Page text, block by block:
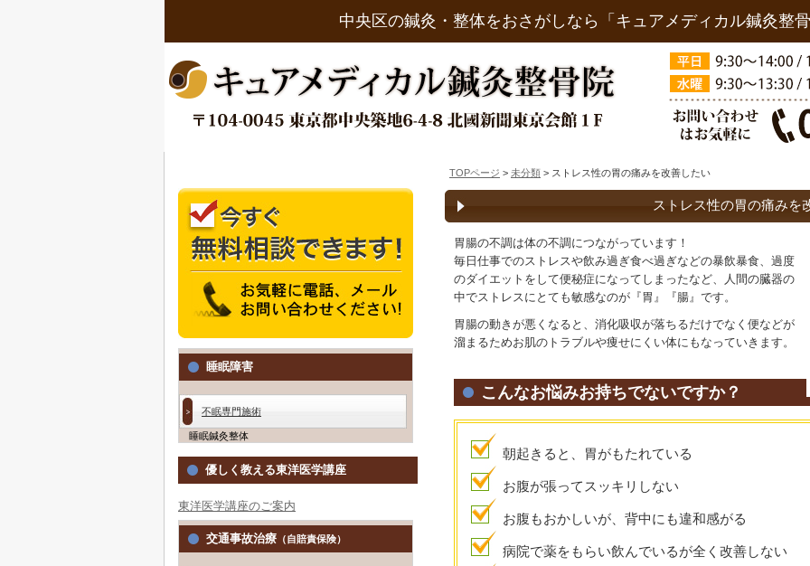
中央区の鍼灸・整体をおさがしなら「キュアメディカル鍼灸整
TOPページ > 未分類 > ストレス性の胃の痛みを改善したい
ストレス性の胃の痛みを
胃腸の不調は体の不調につながっています！
毎日仕事でのストレスや飲み過ぎ食べ過ぎなどの暴飲暴食、過度
のダイエットをして便秘症になってしまったなど、人間の臓器の
中でストレスにとても敏感なのが『胃』『腸』です。
胃腸の動きが悪くなると、消化吸収が落ちるだけでなく便などが
溜まるためお肌のトラブルや痩せにくい体にもなっていきます。
こんなお悩みお持ちでないですか？
朝起きると、胃がもたれている
お腹が張ってスッキリしない
お腹もおかしいが、背中にも違和感がる
病院で薬をもらい飲んでいるが全く改善しない
睡眠障害
不眠専門施術
睡眠鍼灸整体
優しく教える東洋医学講座
東洋医学講座のご案内
交通事故治療 （自賠責保険）